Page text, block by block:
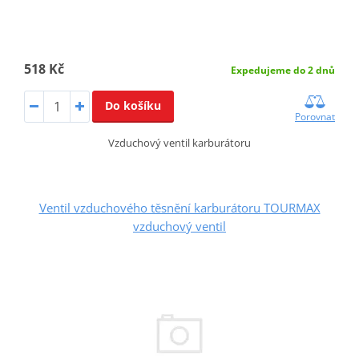
518 Kč Expedujeme do 2 dnů
Do košíku
Porovnat
Vzduchový ventil karburátoru
Ventil vzduchového těsnění karburátoru TOURMAX
vzduchový ventil